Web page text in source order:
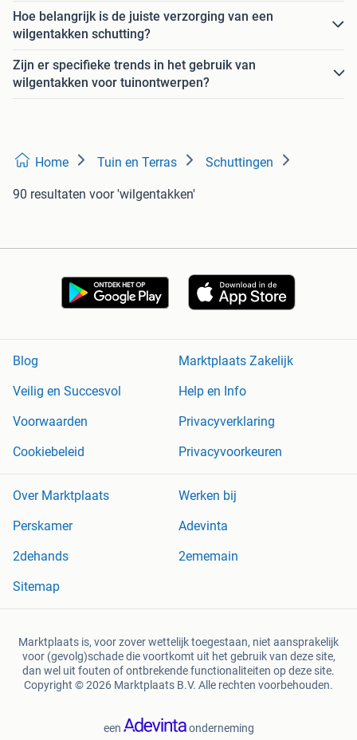
Hoe belangrijk is de juiste verzorging van een
wilgentakken schutting?
Zijn er specifieke trends in het gebruik van
wilgentakken voor tuinontwerpen?
Home Tuin en Terras Schuttingen
90 resultaten voor 'wilgentakken'
Blog
Marktplaats Zakelijk
Veilig en Succesvol
Help en Info
Voorwaarden
Privacyverklaring
Cookiebeleid
Privacyvoorkeuren
Over Marktplaats
Werken bij
Perskamer
Adevinta
2dehands
2ememain
Sitemap
Marktplaats is, voor zover wettelijk toegestaan, niet aansprakelijk
voor (gevolg)schade die voortkomt uit het gebruik van deze site,
dan wel uit fouten of ontbrekende functionaliteiten op deze site.
Copyright © 2026 Marktplaats B.V. Alle rechten voorbehouden.
een onderneming